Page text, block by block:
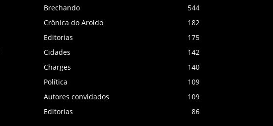
Brechando
544
Crônica do Aroldo
182
Editorias
175
Cidades
142
Charges
140
Política
109
Autores convidados
109
Editorias
86